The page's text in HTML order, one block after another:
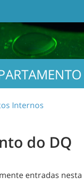
Internos
do DQ
entradas